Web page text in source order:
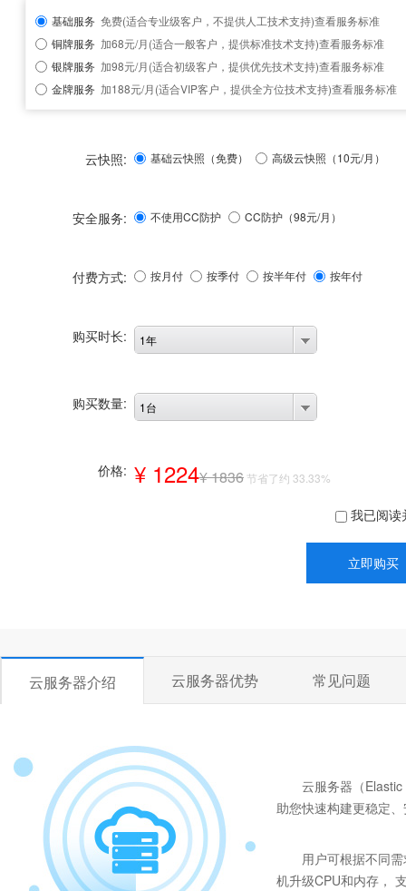
基础服务 免费(适合专业级客户，不提供人工技术支持)查看服务标准
铜牌服务 加68元/月(适合一般客户，提供标准技术支持)查看服务标准
银牌服务 加98元/月(适合初级客户，提供优先技术支持)查看服务标准
金牌服务 加188元/月(适合VIP客户，提供全方位技术支持)查看服务标准
云快照: 基础云快照（免费） 高级云快照（10元/月）
安全服务: 不使用CC防护 CC防护（98元/月）
付费方式: 按月付 按季付 按半年付 按年付
购买时长: 1年
购买数量: 1台
价格: ¥ 1224¥ 1836 节省了约 33.33%
我已阅读
云服务器介绍 云服务器优势 常见问题
云服务器（
助您快速构建更稳定
用户可根据不同
机升级CPU和内存，